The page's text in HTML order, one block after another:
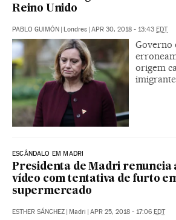
Reino Unido
PABLO GUIMÓN | Londres | APR 30, 2018 - 13:43 EDT
Governo
origem
ESCÂNDALO EM MADRI
Presidenta de Madri renuncia
vídeo com tentativa de furto
supermercado
ESTHER SÁNCHEZ | Madri | APR 25, 2018 - 17:06 EDT